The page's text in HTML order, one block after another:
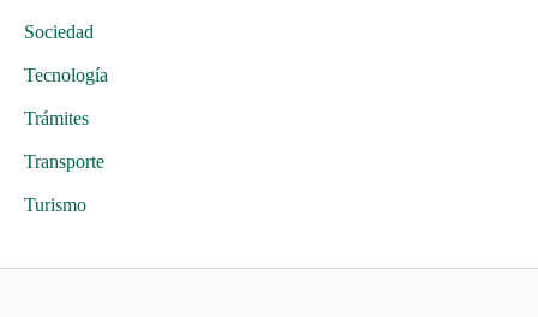
Sociedad
Tecnología
Trámites
Transporte
Turismo